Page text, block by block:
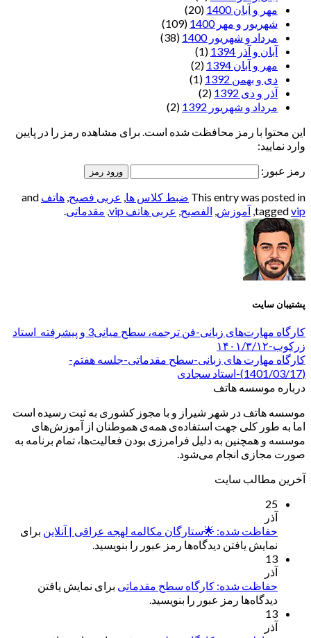
مهر و آبان 1400
(20)
شهریور و مهر 1400
(109)
مرداد و شهریور 1400
(38)
آبان و آذر 1394
(1)
مهر و آبان 1394
(2)
دی و بهمن 1392
(1)
آذر و دی 1392
(2)
مرداد و شهریور 1392
(2)
این محتوا با رمز محافظت شده است. برای مشاهده رمز را در پایین
وارد نمایید:
رمز عبور:
This entry was posted in ضبط کلاس ها, عربی فصیح, هاتف and
taggedvip
, آموزش, الفصيح, عربی هاتف vip , مقدماتی.
پشتیبان سایت
کارگاه مهارت‌های زبانی-فن ترجمه، سطح میانی3 و پیشرفته_استاد
زرکوب-۱۴۰۱/۳/۱۲
کارگاه مهارت های زبانی-سطح مقدماتی-جلسه هفتم-
(1401/03/17)-استاد سجادی
درباره موسسه هاتف
موسسه هاتف در شهر شیراز و با مجوز کشوری به ثبت رسیده است
اما به طور کلی جهت استفاده‌ی همه‌ی هموطنان از آموزش‌های
موسسه و همچنین به دلیل فرامرزی بودن فعالیت‌ها، تمام برنامه به
صورت مجازی انجام می‌شود.
آخرین مطالب سایت
25
آذر
حفاظت شده: 🌟ستارگان مکالمه لهجه عراقی | آنلاین برای
نمایش یافتن دیدگاه‌ها رمز عبور را بنویسید.
13
آذر
حفاظت شده: کارگاه سطح مقدماتی برای نمایش یافتن
دیدگاه‌ها رمز عبور را بنویسید.
13
آذر